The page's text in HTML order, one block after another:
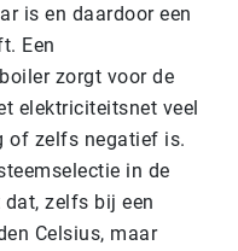
is en daardoor een
Een
zorgt voor de
elektriciteitsnet veel
of zelfs negatief is.
in de
zelfs bij een
Celsius, maar